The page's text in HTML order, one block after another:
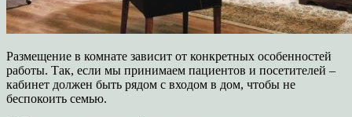
Размещение в комнате зависит от конкретных особенностей
работы. Так, если мы принимаем пациентов и посетителей –
кабинет должен быть рядом с входом в дом, чтобы не
беспокоить семью.